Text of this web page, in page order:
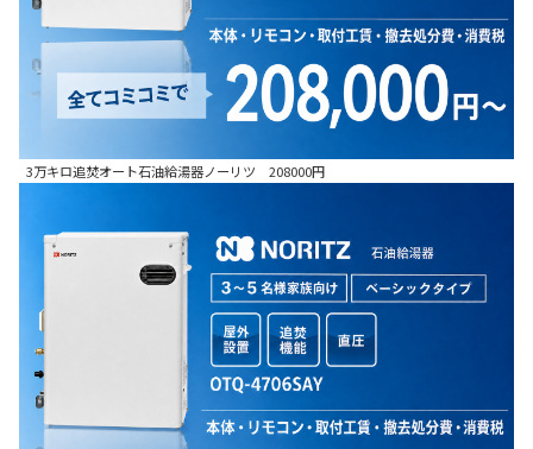
3万キロ追焚オート石油給湯器ノーリツ 208000円